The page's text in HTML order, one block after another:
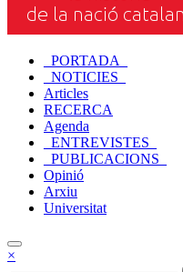
_PORTADA_
_NOTICIES_
Articles
RECERCA
Agenda
_ENTREVISTES_
_PUBLICACIONS_
Opinió
Arxiu
Universitat
×